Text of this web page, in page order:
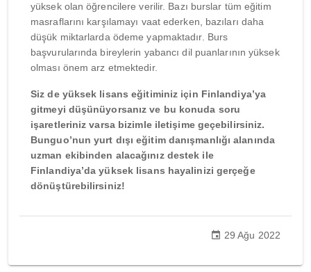
yüksek olan öğrencilere verilir. Bazı burslar tüm eğitim
masraflarını karşılamayı vaat ederken, bazıları daha
düşük miktarlarda ödeme yapmaktadır. Burs
başvurularında bireylerin yabancı dil puanlarının yüksek
olması önem arz etmektedir.
Siz de yüksek lisans eğitiminiz için Finlandiya’ya
gitmeyi düşünüyorsanız ve bu konuda soru
işaretleriniz varsa bizimle iletişime geçebilirsiniz.
Bunguo’nun yurt dışı eğitim danışmanlığı alanında
uzman ekibinden alacağınız destek ile
Finlandiya’da yüksek lisans hayalinizi gerçeğe
dönüştürebilirsiniz!
29 Ağu 2022